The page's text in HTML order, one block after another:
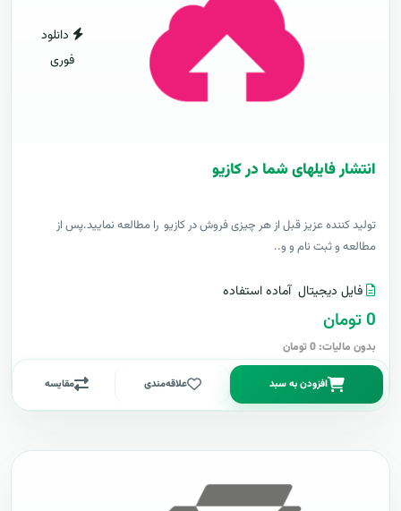
دانلود
فوری
انتشار فایلهای شما در کازیو
توليد کننده عزيز قبل از هر چیزی فروش در کازیو را مطالعه نمایید.پس از
مطالعه و ثبت نام و و..
فایل دیجیتال آماده استفاده
0 تومان
بدون مالیات: 0 تومان
افزودن به سبد علاقه‌مندی مقایسه